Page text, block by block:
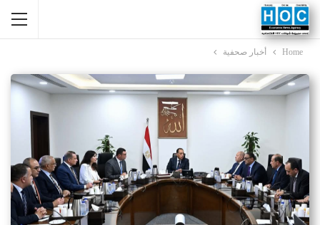
Home أخبار صحفية